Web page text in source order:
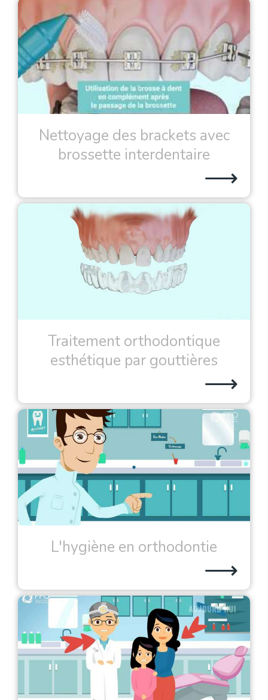
Nettoyage des brackets avec
brossette interdentaire
⟶
Traitement orthodontique
esthétique par gouttières
⟶
L'hygiène en orthodontie
⟶